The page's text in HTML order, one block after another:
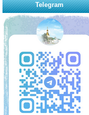
Telegram